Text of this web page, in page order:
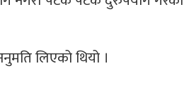
लिएको थियो ।